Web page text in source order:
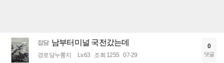
잡담 남부터미널 국전갔는데
경로당누룽지 Lv.63 조회 1255 07-29
0
댓글